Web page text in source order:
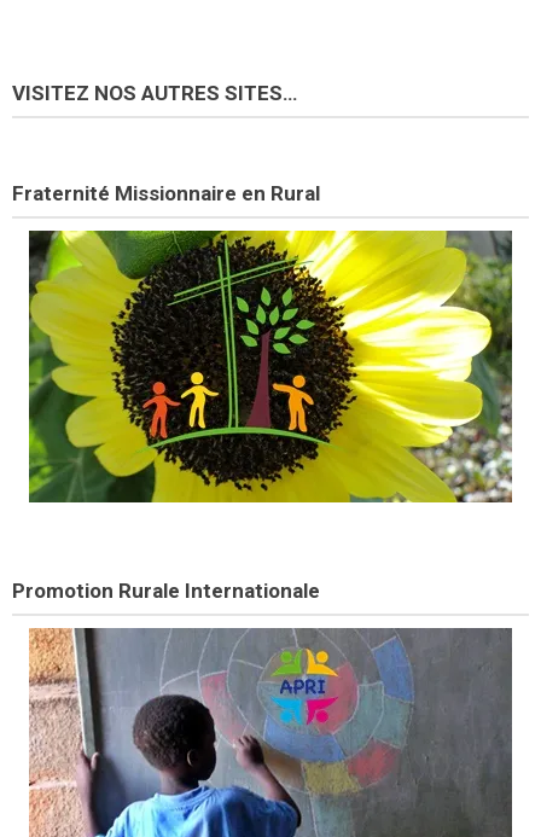
VISITEZ NOS AUTRES SITES…
Fraternité Missionnaire en Rural
Promotion Rurale Internationale